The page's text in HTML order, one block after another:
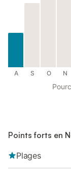
A S O N
Points forts en
Plages